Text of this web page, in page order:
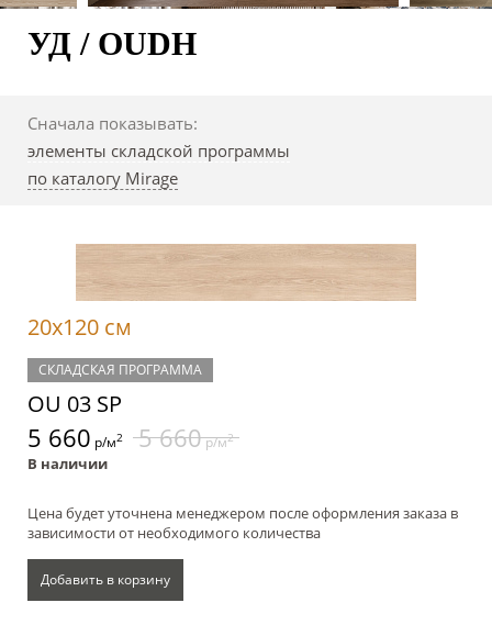
УД / OUDH
Сначала показывать:
элементы складской программы
по каталогу Mirage
20x120 см
СКЛАДСКАЯ ПРОГРАММА
OU 03 SP
5 660 р/м2 5 660р/м2
В наличии
Цена будет уточнена менеджером после оформления заказа в
зависимости от необходимого количества
Добавить в корзину